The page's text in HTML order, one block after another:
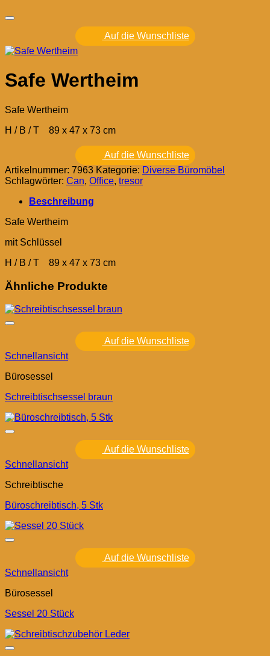
Auf die Wunschliste
Safe Wertheim
Safe Wertheim
H / B / T 89 x 47 x 73 cm
Auf die Wunschliste
Artikelnummer: 7963 Kategorie: Diverse Büromöbel
Schlagwörter: Can, Office, tresor
Beschreibung
Safe Wertheim
mit Schlüssel
H / B / T 89 x 47 x 73 cm
Ähnliche Produkte
Auf die Wunschliste
Schnellansicht
Bürosessel
Schreibtischsessel braun
Auf die Wunschliste
Schnellansicht
Schreibtische
Büroschreibtisch, 5 Stk
Auf die Wunschliste
Schnellansicht
Bürosessel
Sessel 20 Stück